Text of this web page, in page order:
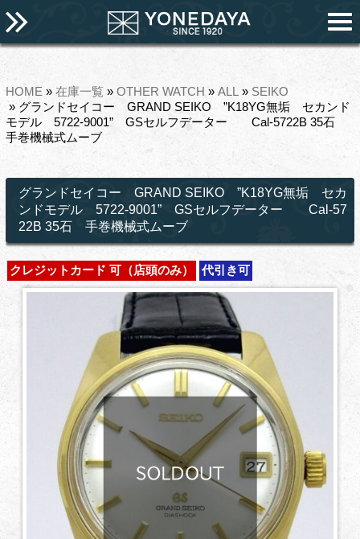
HOME » 在庫一覧 » OTHER WATCH » ALL » SEIKO
» グランドセイコー GRAND SEIKO ”K18YG無垢 セカンド
モデル 5722-9001” GSセルフデーター Cal-5722B 35石
手巻機械式ムーブ
グランドセイコー GRAND SEIKO ”K18YG無垢 セカ
ンドモデル 5722-9001” GSセルフデーター Cal-57
22B 35石 手巻機械式ムーブ
クレジットカード 可（店頭のみ） 代引き可